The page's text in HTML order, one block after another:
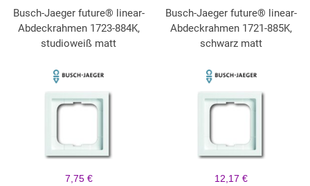
Busch-Jaeger future® linear-
Abdeckrahmen 1723-884K,
studioweiß matt
Busch-Jaeger future® linear-
Abdeckrahmen 1721-885K,
schwarz matt
7,75 € 12,17 €